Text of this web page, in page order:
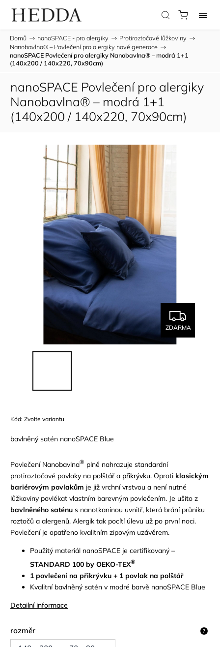
Domů / nanoSPACE - pro alergiky / Protiroztočové lůžkoviny /
Nanobavlna® – Povlečení pro alergiky nové generace /
nanoSPACE Povlečení pro alergiky Nanobavlna® – modrá 1+1
(140x200 / 140x220, 70x90cm)
nanoSPACE Povlečení pro alergiky
Nanobavlna® – modrá 1+1
(140x200 / 140x220, 70x90cm)
ZDARMA
Kód: Zvolte variantu
bavlněný satén nanoSPACE Blue
Povlečení Nanobavlna® plně nahrazuje standardní
protiroztočové povlaky na polštář a přikrývku. Oproti klasickým
bariérovým povlakům je již vrchní vrstvou a není nutné
lůžkoviny povlékat vlastním barevným povlečením. Je ušito z
bavlněného saténu s nanotkaninou uvnitř, která brání průniku
roztočů a alergenů. Alergik tak pocítí úlevu už po první noci.
Povlečení je opatřeno kvalitním zipovým uzávěrem.
Použitý materiál nanoSPACE je certifikovaný –
STANDARD 100 by OEKO-TEX®
1 povlečení na přikrývku + 1 povlak na polštář
Kvalitní bavlněný satén v modré barvě nanoSPACE Blue
Detailní informace
rozměr ?